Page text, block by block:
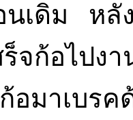
นเดิม หลั
ร็จก้อไปง
อมาเบรค